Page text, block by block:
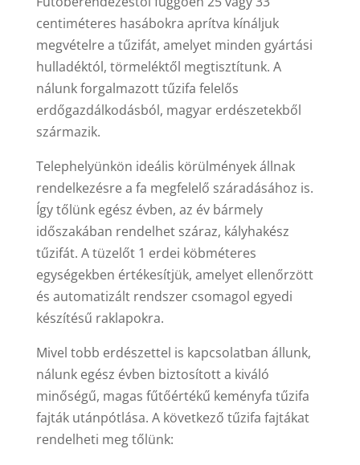
centiméteres hasábokra aprítva kínáljuk
megvételre a tűzifát, amelyet minden gyártási
hulladéktól, törmeléktől megtisztítunk. A
nálunk forgalmazott tűzifa felelős
erdőgazdálkodásból, magyar erdészetekből
származik.
Telephelyünkön ideális körülmények állnak
rendelkezésre a fa megfelelő száradásához is.
Így tőlünk egész évben, az év bármely
időszakában rendelhet száraz, kályhakész
tűzifát. A tüzelőt 1 erdei köbméteres
egységekben értékesítjük, amelyet ellenőrzött
és automatizált rendszer csomagol egyedi
készítésű raklapokra.
Mivel tobb erdészettel is kapcsolatban állunk,
nálunk egész évben biztosított a kiváló
minőségű, magas fűtőértékű keményfa tűzifa
fajták utánpótlása. A következő tűzifa fajtákat
rendelheti meg tőlünk: